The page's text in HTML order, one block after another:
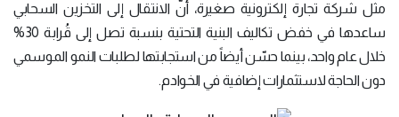
مثل شركة تجارة إلكترونية صغيرة، أنّ الانتقال إلى التخزين السحابي
ساعدها في خفض تكاليف البنية التحتية بنسبة تصل إلى قُرابة 30%
خلال عام واحد، بينما حسّن أيضاً من استجابتها لطلبات النمو الموسمي
دون الحاجة لاستثمارات إضافية في الخوادم.